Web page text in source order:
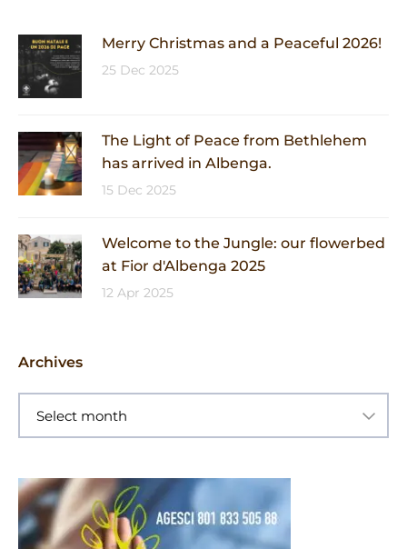
Merry Christmas and a Peaceful 2026!
25 Dec 2025
The Light of Peace from Bethlehem
has arrived in Albenga.
15 Dec 2025
Welcome to the Jungle: our flowerbed
at Fior d'Albenga 2025
12 Apr 2025
Archives